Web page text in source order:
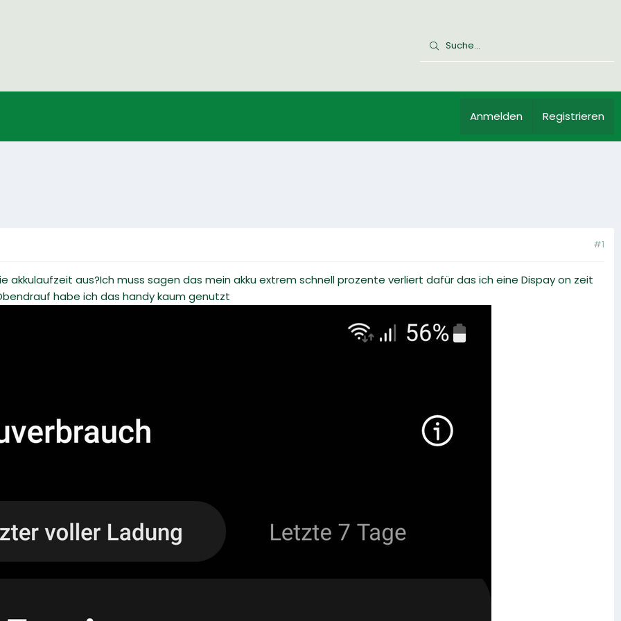
Anmelden Registrieren
#1
akkulaufzeit aus?Ich muss sagen das mein akku extrem schnell prozente verliert dafür das ich eine Dispay on zeit
habe ich das handy kaum genutzt